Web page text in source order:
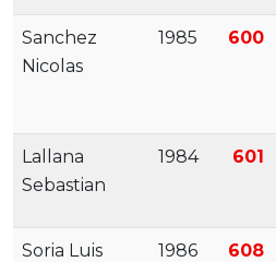
Sanchez
Nicolas
1985 600
Lallana
Sebastian
1984 601
Soria Luis 1986 608